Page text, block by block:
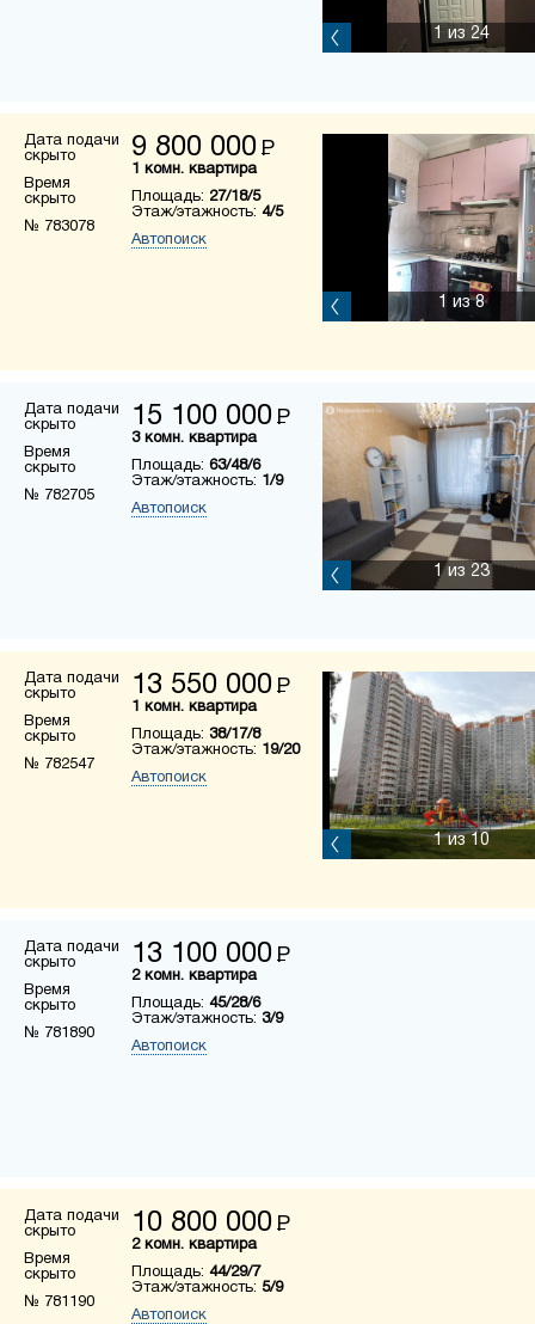
1 из 24
Дата подачи
скрыто
Время
скрыто
№ 783078
9 800 000 Р
1 комн. квартира
Площадь: 27/18/5
Этаж/этажность: 4/5
Автопоиск
1 из 8
Дата подачи
скрыто
Время
скрыто
№ 782705
15 100 000 Р
3 комн. квартира
Площадь: 63/48/6
Этаж/этажность: 1/9
Автопоиск
1из 23
Дата подачи
скрыто
Время
скрыто
№ 782547
13 550 000 Р
1 комн. квартира
Площадь: 38/17/8
Этаж/этажность: 19/20
Автопоиск
1из 10
Дата подачи
скрыто
Время
скрыто
№ 781890
13 100 000 Р
2 комн. квартира
Площадь: 45/28/6
Этаж/этажность: 3/9
Автопоиск
Дата подачи
скрыто
Время
скрыто
№ 781190
10 800 000 Р
2 комн. квартира
Площадь: 44/29/7
Этаж/этажность: 5/9
Автопоиск